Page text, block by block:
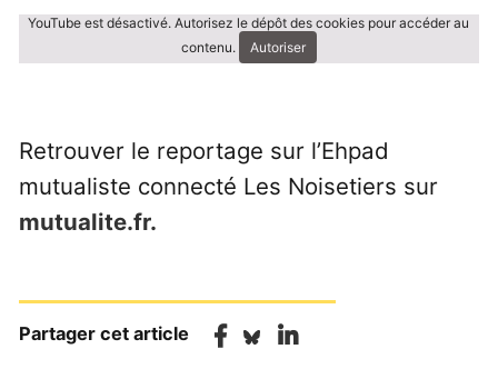
YouTube est désactivé. Autorisez le dépôt des cookies pour accéder au
contenu.
Autoriser
Retrouver le reportage sur l’Ehpad
mutualiste connecté Les Noisetiers sur
mutualite.fr.
Partager cet article